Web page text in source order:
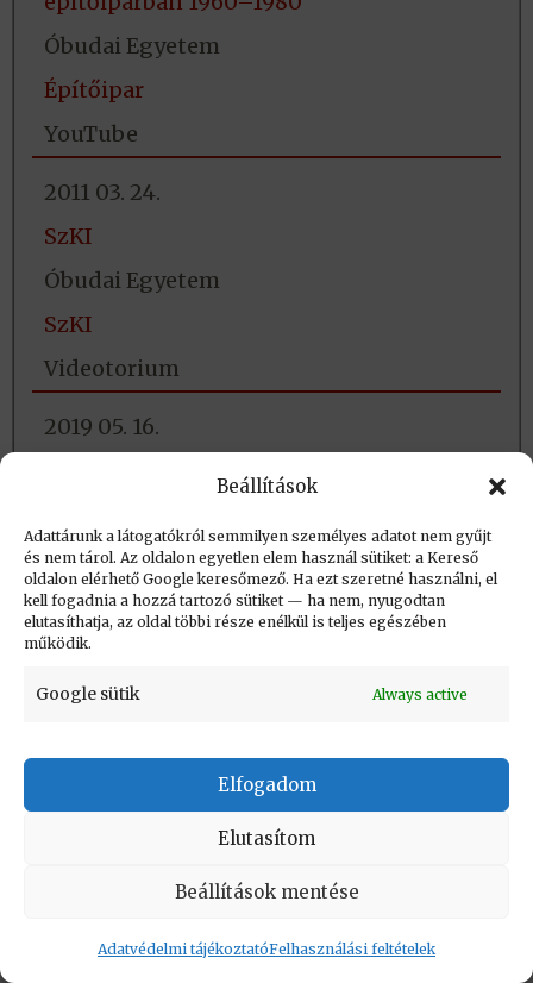
Beállítások
Adattárunk a látogatókról semmilyen személyes adatot nem gyűjt
és nem tárol. Az oldalon egyetlen elem használ sütiket: a Kereső
oldalon elérhető Google keresőmező. Ha ezt szeretné használni, el
kell fogadnia a hozzá tartozó sütiket — ha nem, nyugodtan
elutasíthatja, az oldal többi része enélkül is teljes egészében
működik.
Google sütik Always active
Elfogadom
Elutasítom
Beállítások mentése
Adatvédelmi tájékoztatóFelhasználási feltételek
Óbudai Egyetem
Építőipar
YouTube
2011 03. 24.
SzKI
Óbudai Egyetem
SzKI
Videotorium
2019 05. 16.
Szoftver export – magyar
Óbudai Egyetem
EXPORT
YouTube
2010 05. 27.
Óbudai Egyetem